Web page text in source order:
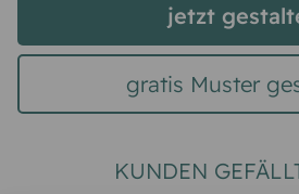
jetzt
gratis Muster
KUNDEN